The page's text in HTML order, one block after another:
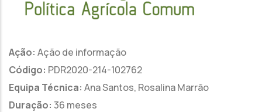
Ação: Ação de informação
Código: PDR2020-214-102762
Equipa Técnica: Ana Santos, Rosalina Marrão
Duração: 36 meses